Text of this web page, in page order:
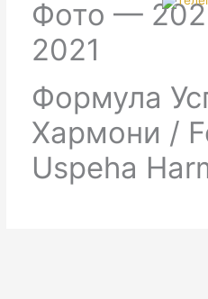
Фото —
2021
Формула
Хармони /
Uspeha